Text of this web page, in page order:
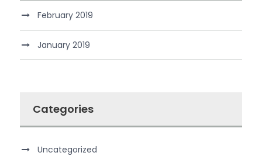
February 2019
January 2019
Categories
Uncategorized